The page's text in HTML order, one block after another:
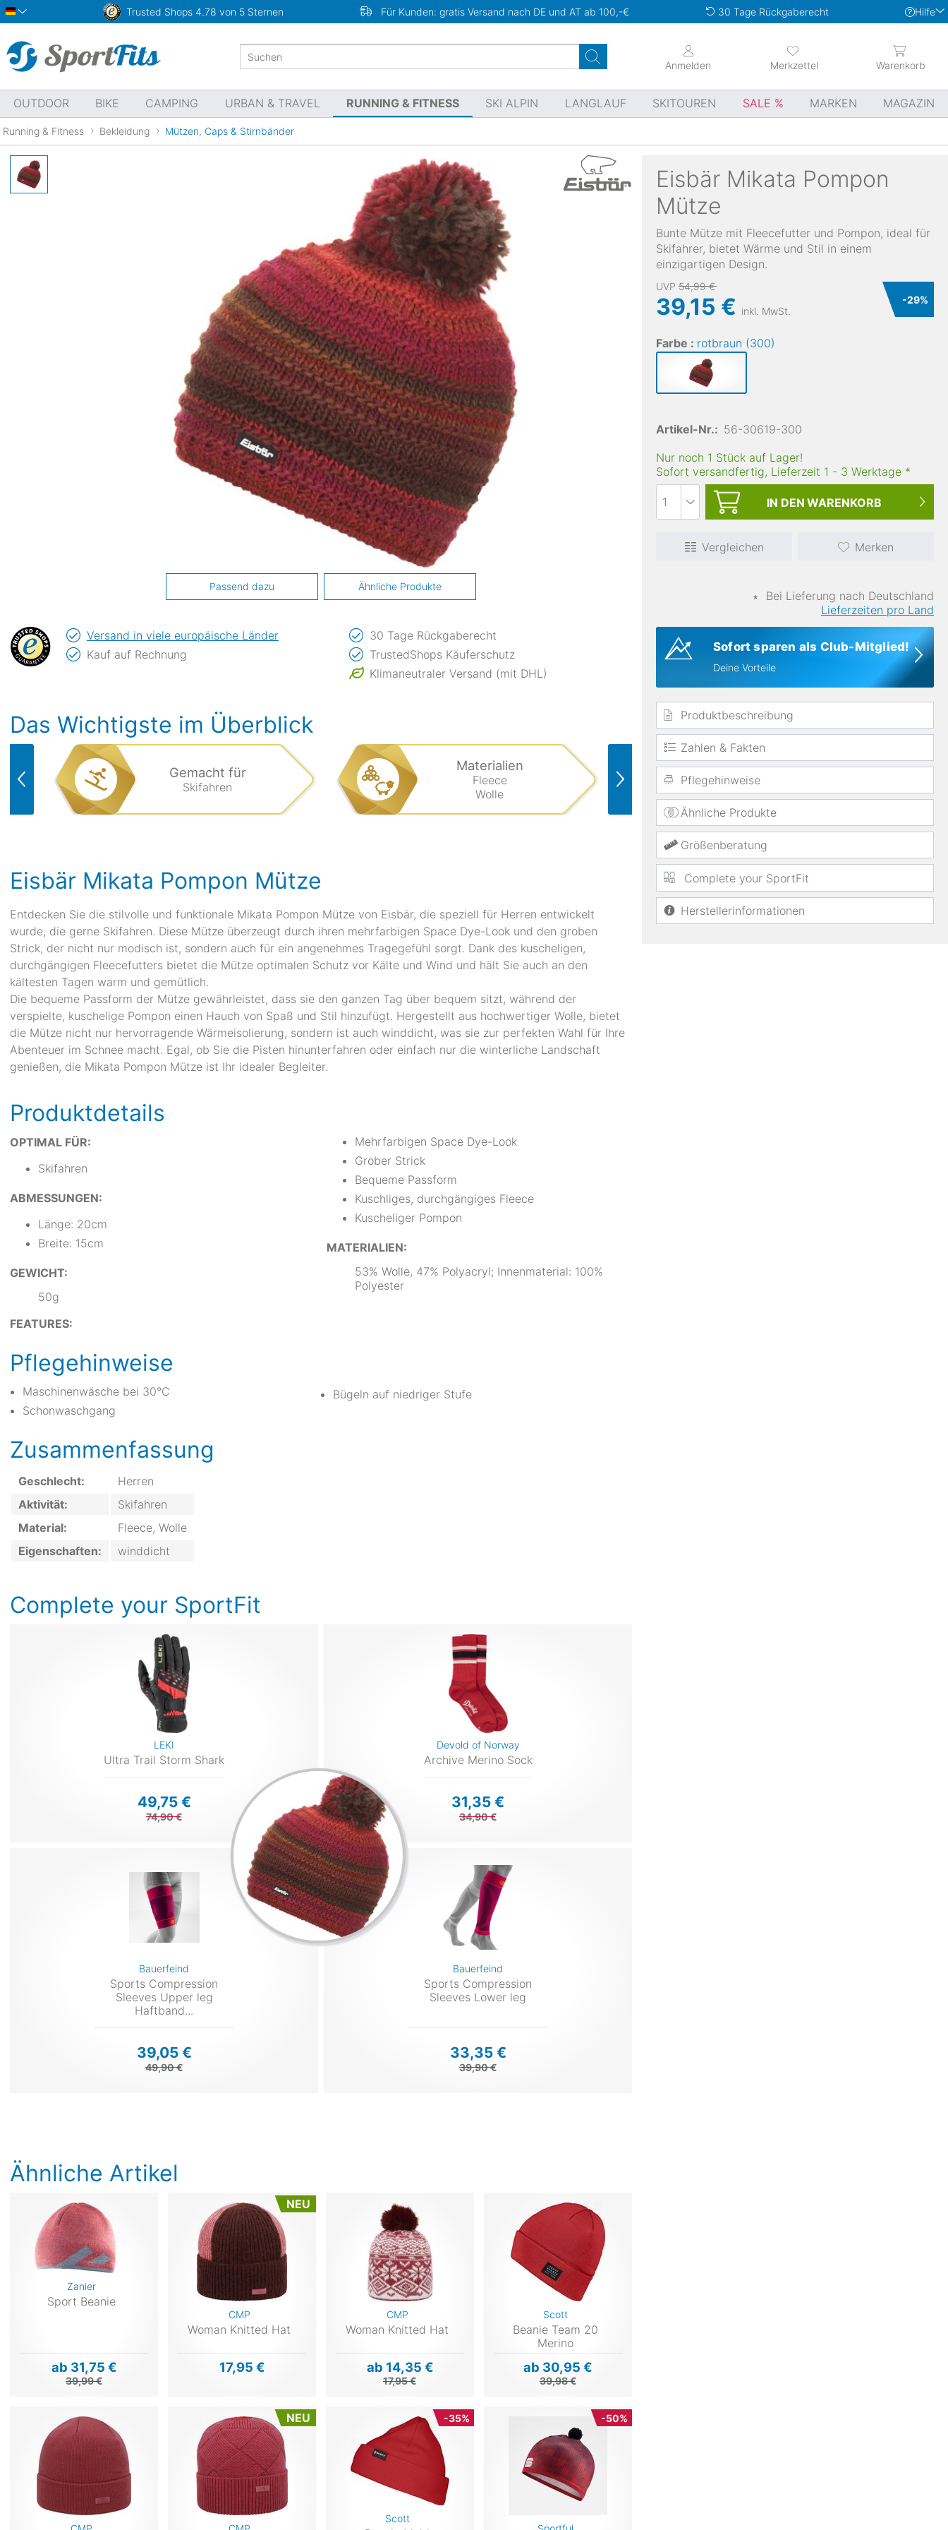
Deutsch Trusted Shops 4.78 von 5 Sternen Für Kunden: gratis Versand nach DE und AT ab 100,-€ 30 Tage Rückgaberecht Hilfe
Merkzettel
Anmelden Warenkorb
OUTDOOR BIKE CAMPING URBAN & TRAVEL RUNNING & FITNESS SKI ALPIN LANGLAUF SKITOUREN SALE MARKEN MAGAZIN
Running & Fitness Bekleidung Mützen, Caps & Stirnbänder
Eisbär Mikata Pompon
Mütze
Bunte Mütze mit Fleecefutter und Pompon, ideal für
Skifahrer, bietet Wärme und Stil in einem
einzigartigen Design.
UVP 54,99 €
39,15 € inkl. MwSt.
-29%
Farbe : rotbraun (300)
Artikel-Nr.: 56-30619-300
Nur noch 1 Stück auf Lager!
Sofort versandfertig, Lieferzeit 1 - 3 Werktage *
IN DEN WARENKORB
Vergleichen Merken
∗
Bei Lieferung nach Deutschland
Lieferzeiten pro Land
Sofort sparen als Club-Mitglied!
Deine Vorteile
Produktbeschreibung
Zahlen & Fakten
Pflegehinweise
Ähnliche Produkte
Größenberatung
Complete your SportFit
Herstellerinformationen
Passend dazu Ähnliche Produkte
LEKI
Ultra Trail Storm Shark
49,75 €
Bauerfeind
39,05 €
Versand in viele europäische Länder
Kauf auf Rechnung
30 Tage Rückgaberecht
TrustedShops Käuferschutz
Klimaneutraler Versand (mit DHL)
Das Wichtigste im Überblick
Gemacht für
Skifahren
Materialien
Fleece
Wolle
winddicht
Eisbär Mikata Pompon Mütze
Entdecken Sie die stilvolle und funktionale Mikata Pompon Mütze von Eisbär, die speziell für Herren entwickelt
wurde, die gerne Skifahren. Diese Mütze überzeugt durch ihren mehrfarbigen Space Dye-Look und den groben
Strick, der nicht nur modisch ist, sondern auch für ein angenehmes Tragegefühl sorgt. Dank des kuscheligen,
durchgängigen Fleecefutters bietet die Mütze optimalen Schutz vor Kälte und Wind und hält Sie auch an den
kältesten Tagen warm und gemütlich.
Die bequeme Passform der Mütze gewährleistet, dass sie den ganzen Tag über bequem sitzt, während der
verspielte, kuschelige Pompon einen Hauch von Spaß und Stil hinzufügt. Hergestellt aus hochwertiger Wolle, bietet
die Mütze nicht nur hervorragende Wärmeisolierung, sondern ist auch winddicht, was sie zur perfekten Wahl für Ihre
Abenteuer im Schnee macht. Egal, ob Sie die Pisten hinunterfahren oder einfach nur die winterliche Landschaft
genießen, die Mikata Pompon Mütze ist Ihr idealer Begleiter.
Produktdetails
OPTIMAL FÜR:
Skifahren
ABMESSUNGEN:
Länge: 20cm
Breite: 15cm
GEWICHT:
50g
FEATURES:
Mehrfarbigen Space Dye-Look
Grober Strick
Bequeme Passform
Kuschliges, durchgängiges Fleece
Kuscheliger Pompon
MATERIALIEN:
53% Wolle, 47% Polyacryl; Innenmaterial: 100%
Polyester
Pflegehinweise
Maschinenwäsche bei 30°C
Schonwaschgang
Bügeln auf niedriger Stufe
Zusammenfassung
Geschlecht:
Herren
Aktivität:
Skifahren
Material:
Fleece, Wolle
Eigenschaften:
winddicht
Complete your SportFit
LEKI
Ultra Trail Storm Shark
49,75 €
74,90 €
Devold of Norway
Archive Merino Sock
31,35 €
34,90 €
Bauerfeind
Sports Compression
Sleeves Upper leg
Haftband...
39,05 €
49,90 €
Bauerfeind
Sports Compression
Sleeves Lower leg
33,35 €
39,90 €
Ähnliche Artikel
Zanier
Sport Beanie
ab 31,75 €
39,99 €
NEU
CMP
Woman Knitted Hat
17,95 €
CMP
Woman Knitted Hat
ab 14,35 €
17,95 €
Scott
Beanie Team 20
Merino
ab 30,95 €
39,98 €
NEU -35%
Scott
-50%